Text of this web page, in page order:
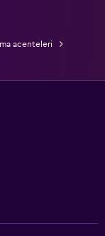
acenteleri